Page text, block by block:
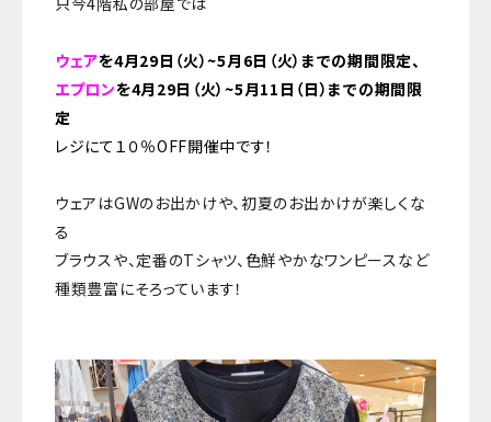
ウェアを4月29日（火）~5月6日（火）までの期間限定、
エプロンを4月29日（火）~5月11日（日）までの期間限
定
レジにて１０％OFF開催中です！
ウェアはGWのお出かけや、初夏のお出かけが楽しくな
る
ブラウスや、定番のTシャツ、色鮮やかなワンピースなど
種類豊富にそろっています！